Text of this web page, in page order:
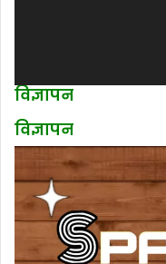
विज्ञापन
विज्ञापन